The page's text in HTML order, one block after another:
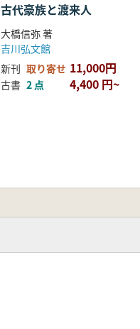
古代豪族と渡来人
大橋信弥 著
吉川弘文館
新刊 取り寄せ 11,000円
古書 2 点 4,400 円~